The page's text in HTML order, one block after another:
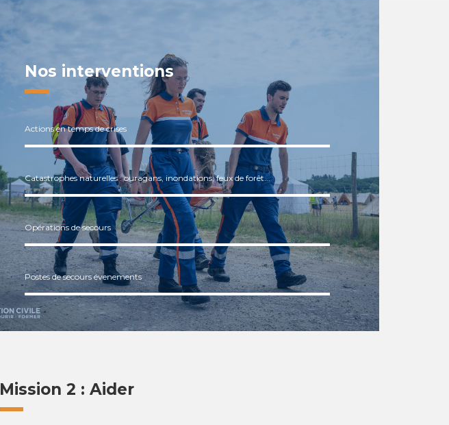
Nos interventions
Actions en temps de crises
Catastrophes naturelles : ouragans, inondations, feux de forêt...
Opérations de secours
Postes de secours évenements
Mission 2 : Aider